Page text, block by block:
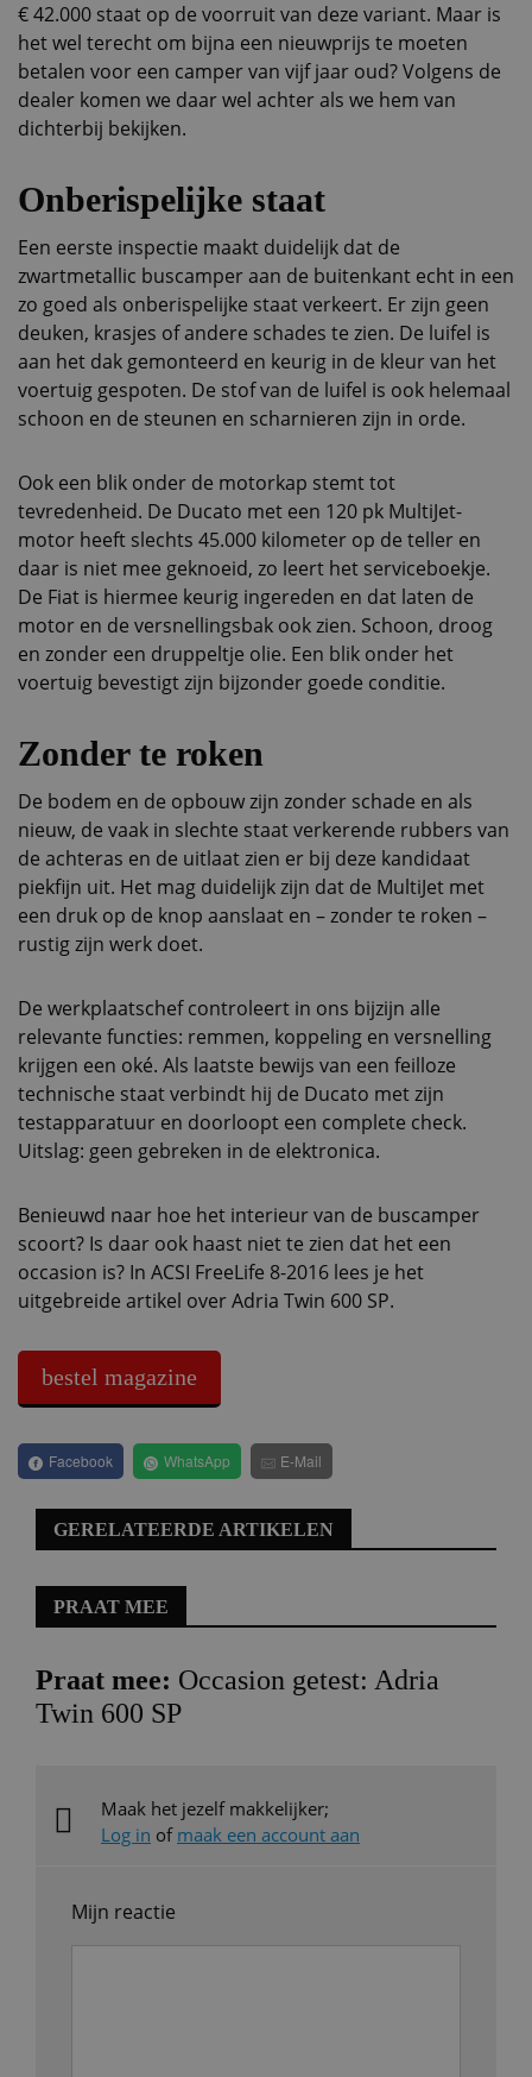
€ 42.000 staat op de voorruit van deze variant. Maar is
het wel terecht om bijna een nieuwprijs te moeten
betalen voor een camper van vijf jaar oud? Volgens de
dealer komen we daar wel achter als we hem van
dichterbij bekijken.
Onberispelijke staat
Een eerste inspectie maakt duidelijk dat de
zwartmetallic buscamper aan de buitenkant echt in een
zo goed als onberispelijke staat verkeert. Er zijn geen
deuken, krasjes of andere schades te zien. De luifel is
aan het dak gemonteerd en keurig in de kleur van het
voertuig gespoten. De stof van de luifel is ook helemaal
schoon en de steunen en scharnieren zijn in orde.
Ook een blik onder de motorkap stemt tot
tevredenheid. De Ducato met een 120 pk MultiJet-
motor heeft slechts 45.000 kilometer op de teller en
daar is niet mee geknoeid, zo leert het serviceboekje.
De Fiat is hiermee keurig ingereden en dat laten de
motor en de versnellingsbak ook zien. Schoon, droog
en zonder een druppeltje olie. Een blik onder het
voertuig bevestigt zijn bijzonder goede conditie.
Zonder te roken
De bodem en de opbouw zijn zonder schade en als
nieuw, de vaak in slechte staat verkerende rubbers van
de achteras en de uitlaat zien er bij deze kandidaat
piekfijn uit. Het mag duidelijk zijn dat de MultiJet met
een druk op de knop aanslaat en – zonder te roken –
rustig zijn werk doet.
De werkplaatschef controleert in ons bijzijn alle
relevante functies: remmen, koppeling en versnelling
krijgen een oké. Als laatste bewijs van een feilloze
technische staat verbindt hij de Ducato met zijn
testapparatuur en doorloopt een complete check.
Uitslag: geen gebreken in de elektronica.
Benieuwd naar hoe het interieur van de buscamper
scoort? Is daar ook haast niet te zien dat het een
occasion is? In ACSI FreeLife 8-2016 lees je het
uitgebreide artikel over Adria Twin 600 SP.
bestel magazine
Facebook WhatsApp E-Mail
GERELATEERDE ARTIKELEN
PRAAT MEE
Praat mee: Occasion getest: Adria
Twin 600 SP
Maak het jezelf makkelijker;
Log in of maak een account aan
Mijn reactie